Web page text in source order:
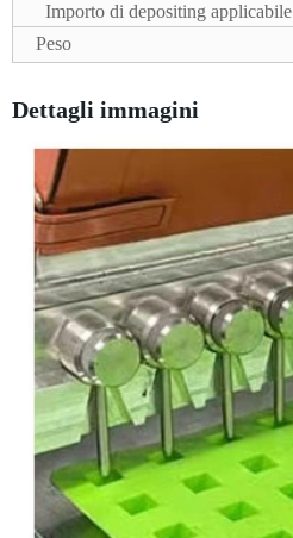
Importo di depositing applicabile
Peso
Dettagli immagini